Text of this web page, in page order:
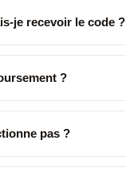
je recevoir le code ?
?
pas ?